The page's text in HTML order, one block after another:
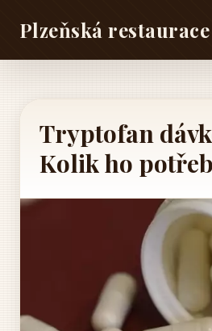
Plzeňská restaurace
Tryptofan
Kolik ho